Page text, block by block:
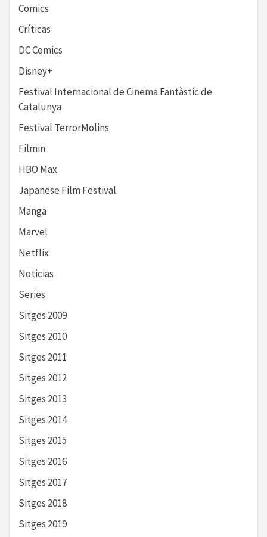
Comics
Críticas
DC Comics
Disney+
Festival Internacional de Cinema Fantàstic de
Catalunya
Festival TerrorMolins
Filmin
HBO Max
Japanese Film Festival
Manga
Marvel
Netflix
Noticias
Series
Sitges 2009
Sitges 2010
Sitges 2011
Sitges 2012
Sitges 2013
Sitges 2014
Sitges 2015
Sitges 2016
Sitges 2017
Sitges 2018
Sitges 2019